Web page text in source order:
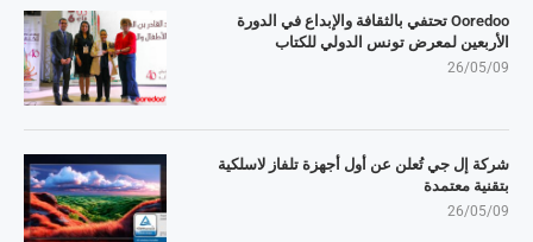
Ooredoo تحتفي بالثقافة والإبداع في الدورة
الأربعين لمعرض تونس الدولي للكتاب
26/05/09
شركة إل جي تُعلن عن أول أجهزة تلفاز لاسلكية
بتقنية معتمدة
26/05/09